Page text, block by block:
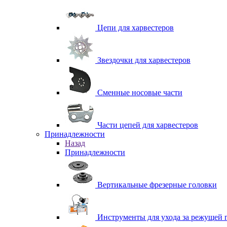
Цепи для харвестеров
Звездочки для харвестеров
Сменные носовые части
Части цепей для харвестеров
Принадлежности
Назад
Принадлежности
Вертикальные фрезерные головки
Инструменты для ухода за режущей